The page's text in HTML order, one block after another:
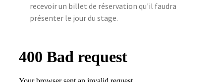
recevoir un billet de réservation qu'il faudra
présenter le jour du stage.